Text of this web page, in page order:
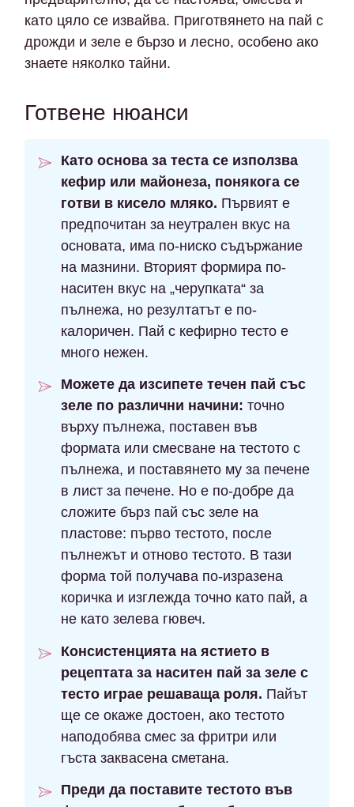
като цяло се извайва. Приготвянето на пай с
дрожди и зеле е бързо и лесно, особено ако
знаете няколко тайни.
Готвене нюанси
Като основа за теста се използва
кефир или майонеза, понякога се
готви в кисело мляко. Първият е
предпочитан за неутрален вкус на
основата, има по-ниско съдържание
на мазнини. Вторият формира по-
наситен вкус на „черупката“ за
пълнежа, но резултатът е по-
калоричен. Пай с кефирно тесто е
много нежен.
Можете да изсипете течен пай със
зеле по различни начини: точно
върху пълнежа, поставен във
формата или смесване на тестото с
пълнежа, и поставянето му за печене
в лист за печене. Но е по-добре да
сложите бърз пай със зеле на
пластове: първо тестото, после
пълнежът и отново тестото. В тази
форма той получава по-изразена
коричка и изглежда точно като пай, а
не като зелева гювеч.
Консистенцията на ястието в
рецептата за наситен пай за зеле с
тесто играе решаваща роля. Пайът
ще се окаже достоен, ако тестото
наподобява смес за фритри или
гъста заквасена сметана.
Преди да поставите тестото във